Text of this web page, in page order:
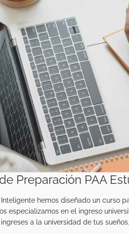
Preparación PAA
Inteligente hemos diseñado un curso
especializamos en el ingreso
a la universidad de tus sueños.